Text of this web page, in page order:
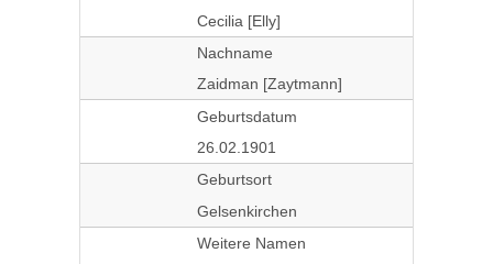
Cecilia [Elly]
Nachname
Zaidman [Zaytmann]
Geburtsdatum
26.02.1901
Geburtsort
Gelsenkirchen
Weitere Namen